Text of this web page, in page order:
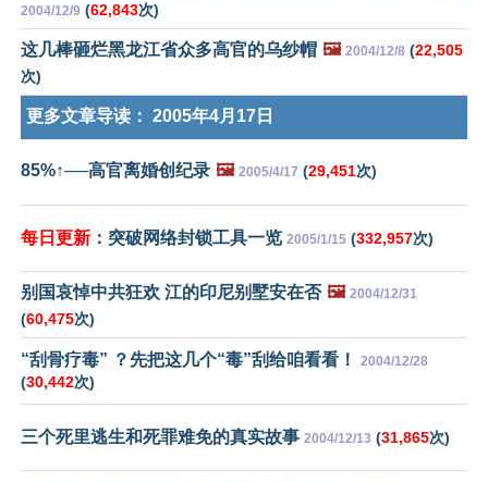
2004/12/9 (62,843次)
这几棒砸烂黑龙江省众多高官的乌纱帽 🖼️ 2004/12/8 (22,505
次)
更多文章导读： 2005年4月17日
85%↑──高官离婚创纪录 🖼️ 2005/4/17 (29,451次)
每日更新 ：突破网络封锁工具一览 2005/1/15 (332,957次)
别国哀悼中共狂欢 江的印尼别墅安在否 🖼️ 2004/12/31
(60,475次)
“刮骨疗毒” ？先把这几个“毒”刮给咱看看！ 2004/12/28
(30,442次)
三个死里逃生和死罪难免的真实故事 2004/12/13 (31,865次)